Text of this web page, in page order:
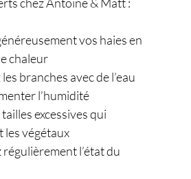
vos haies en
chaleur
branches avec de l’eau
l’humidité
excessives qui
les végétaux
régulièrement l’état du